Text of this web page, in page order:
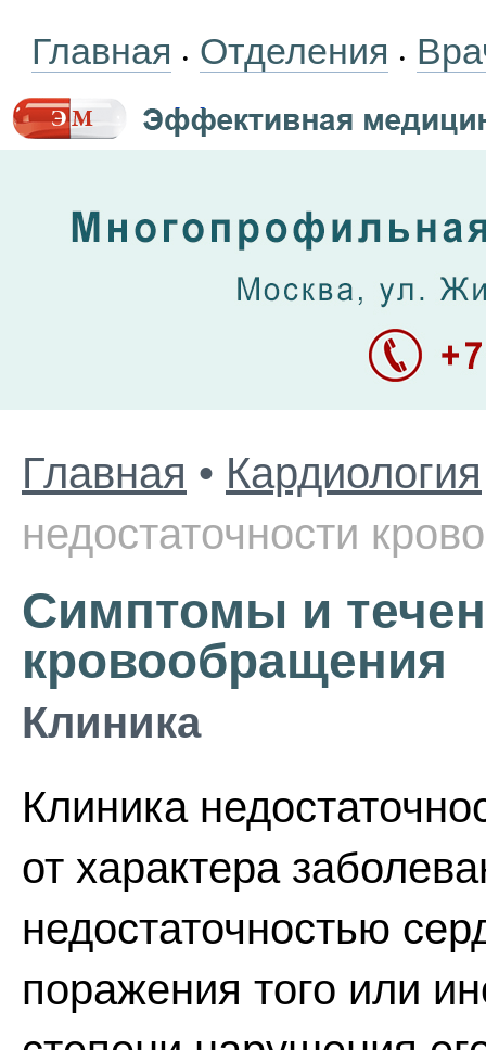
Главная • Отделения •
Главная • Кардиология
недостаточности
Симптомы и
кровообращения
Клиника
Клиника
от характера
недостаточностью
поражения того или